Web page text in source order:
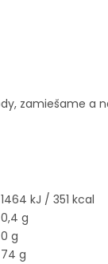
zamiešame a
1464 kJ / 351 kcal
0,4 g
0 g
74 g